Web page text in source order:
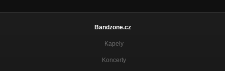
Bandzone.cz
Kapely
Koncerty